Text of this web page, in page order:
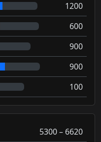
1200
600
900
900
100
5300 – 6620